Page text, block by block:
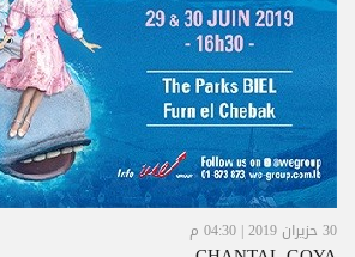
30 حزيران 2019 | 04:30 م